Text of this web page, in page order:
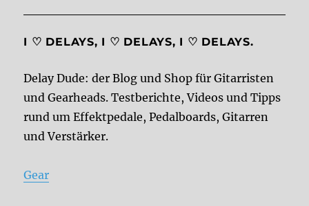
I ♡ DELAYS, I ♡ DELAYS, I ♡ DELAYS.
Delay Dude: der Blog und Shop für Gitarristen
und Gearheads. Testberichte, Videos und Tipps
rund um Effektpedale, Pedalboards, Gitarren
und Verstärker.
Gear